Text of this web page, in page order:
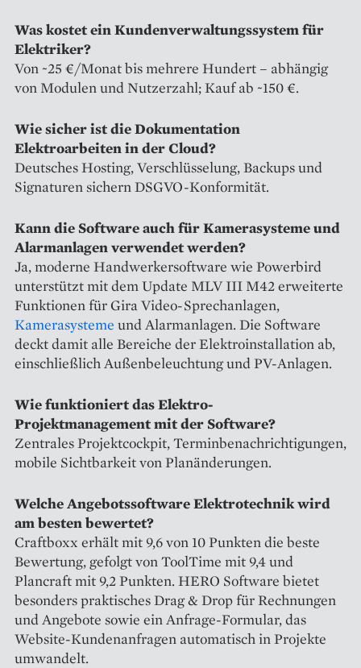
Was kostet ein Kundenverwaltungssystem für
Elektriker?
Von ~25 €/Monat bis mehrere Hundert – abhängig
von Modulen und Nutzerzahl; Kauf ab ~150 €.
Wie sicher ist die Dokumentation
Elektroarbeiten in der Cloud?
Deutsches Hosting, Verschlüsselung, Backups und
Signaturen sichern DSGVO-Konformität.
Kann die Software auch für Kamerasysteme und
Alarmanlagen verwendet werden?
Ja, moderne Handwerkersoftware wie Powerbird
unterstützt mit dem Update MLV III M42 erweiterte
Funktionen für Gira Video-Sprechanlagen,
Kamerasysteme und Alarmanlagen. Die Software
deckt damit alle Bereiche der Elektroinstallation ab,
einschließlich Außenbeleuchtung und PV-Anlagen.
Wie funktioniert das Elektro-
Projektmanagement mit der Software?
Zentrales Projektcockpit, Terminbenachrichtigungen,
mobile Sichtbarkeit von Planänderungen.
Welche Angebotssoftware Elektrotechnik wird
am besten bewertet?
Craftboxx erhält mit 9,6 von 10 Punkten die beste
Bewertung, gefolgt von ToolTime mit 9,4 und
Plancraft mit 9,2 Punkten. HERO Software bietet
besonders praktisches Drag & Drop für Rechnungen
und Angebote sowie ein Anfrage-Formular, das
Website-Kundenanfragen automatisch in Projekte
umwandelt.